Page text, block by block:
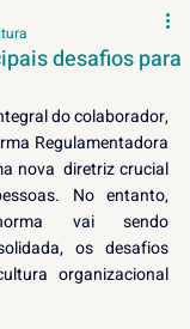
desafios para
do colaborador,
Regulamentadora
nova  diretriz crucial
No entanto,
vai sendo
os desafios
organizacional